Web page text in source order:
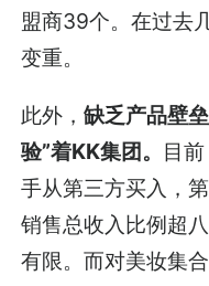
盟商39个。在过去
变重。
此外，缺乏产品壁
验”着KK集团。 目
手从第三方买入，
销售总收入比例超
有限。而对美妆集